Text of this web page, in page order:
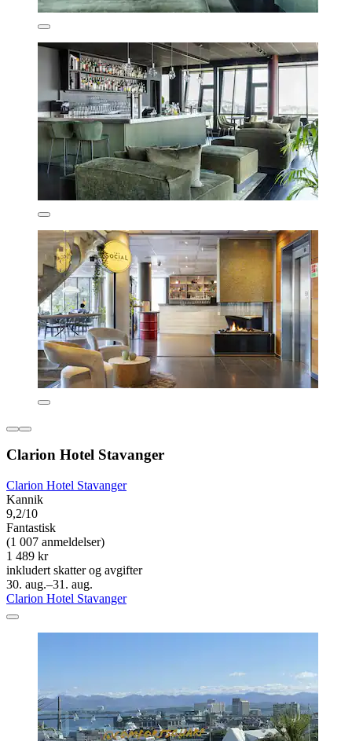
Clarion Hotel Stavanger
Clarion Hotel Stavanger
Kannik
9,2/10
Fantastisk
(1 007 anmeldelser)
1 489 kr
inkludert skatter og avgifter
30. aug.–31. aug.
Clarion Hotel Stavanger